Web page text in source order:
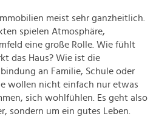
meist sehr ganzheitlich.
spielen Atmosphäre,
eine große Rolle. Wie fühlt
das Haus? Wie ist die
an Familie, Schule oder
wollen nicht einfach nur etwas
sich wohlfühlen. Es geht also
sondern um ein gutes Leben.